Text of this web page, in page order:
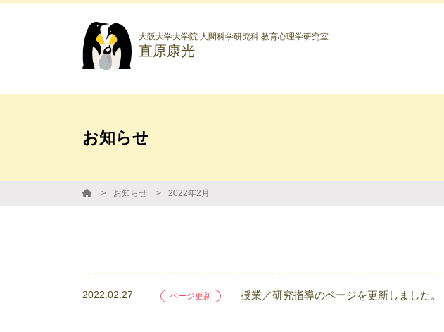
大阪大学大学院 人間科学研究科 教育心理学研究室
直原康光
お知らせ
お知らせ 2022年2月
2022.02.27 ページ更新 授業／研究指導のページを更新しました。